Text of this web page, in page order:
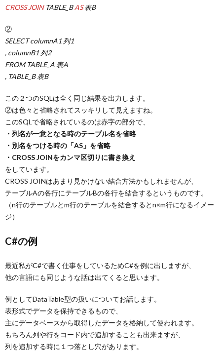
CROSS JOIN TABLE_BAS表B
②
SELECT columnA1 列1
, columnB1 列2
FROM TABLE_A 表A
, TABLE_B 表B
この２つのSQLは全く同じ結果を出力します。
②は色々と省略されてスッキリして見えますね。
このSQLで省略されているのは赤字の部分で、
・列名が一意となる時のテーブル名を省略
・別名をつける時の「AS」を省略
・CROSS JOINをカンマ区切りに書き換え
をしています。
CROSS JOINはあまり見かけない結合方法かもしれませんが、
テーブルAの各行にテーブルBの各行を結合するというものです。
（n行のテーブルとm行のテーブルを結合するとn×m行になるイメー
ジ）
C#の例
最近私がC#で書く仕事をしているためC#を例に出しますが、
他の言語にも同じような話は出てくると思います。
例としてDataTable型の扱いについてお話します。
表形式でデータを保持できるもので、
主にデータベースから取得したデータを格納して使われます。
もちろん列や行をコード内で追加することも出来ますが、
列を追加する時に１つ落とし穴があります。